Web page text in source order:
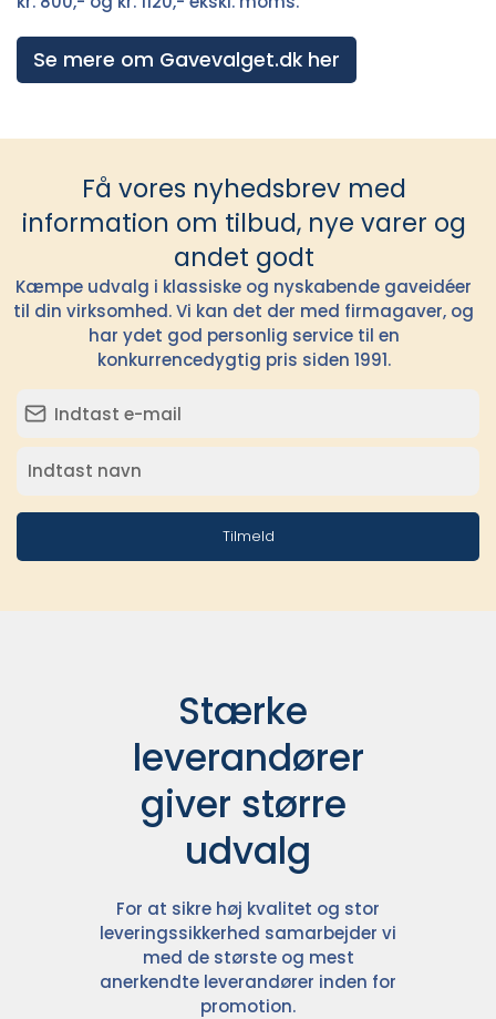
Se mere om Gavevalget.dk her
Få vores nyhedsbrev med
information om tilbud, nye varer og
andet godt
Kæmpe udvalg i klassiske og nyskabende gaveidéer
til din virksomhed. Vi kan det der med firmagaver, og
har ydet god personlig service til en
konkurrencedygtig pris siden 1991.
Tilmeld
Stærke
leverandører
giver større
udvalg
For at sikre høj kvalitet og stor
leveringssikkerhed samarbejder vi
med de største og mest
anerkendte leverandører inden for
promotion.